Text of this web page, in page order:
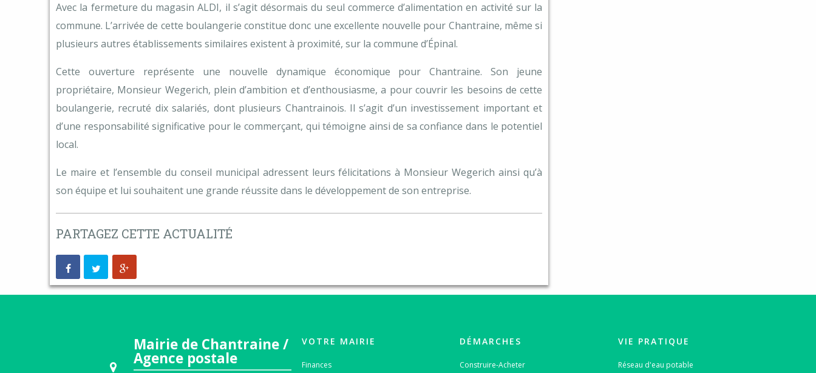
Avec la fermeture du magasin ALDI, il s’agit désormais du seul commerce d’alimentation en activité sur la
commune. L’arrivée de cette boulangerie constitue donc une excellente nouvelle pour Chantraine, même si
plusieurs autres établissements similaires existent à proximité, sur la commune d’Épinal.
Cette ouverture représente une nouvelle dynamique économique pour Chantraine. Son jeune
propriétaire, Monsieur Wegerich, plein d’ambition et d’enthousiasme, a pour couvrir les besoins de cette
boulangerie, recruté dix salariés, dont plusieurs Chantrainois. Il s’agit d’un investissement important et
d’une responsabilité significative pour le commerçant, qui témoigne ainsi de sa confiance dans le potentiel
local.
Le maire et l’ensemble du conseil municipal adressent leurs félicitations à Monsieur Wegerich ainsi qu’à
son équipe et lui souhaitent une grande réussite dans le développement de son entreprise.
PARTAGEZ CETTE ACTUALITÉ
Mairie de Chantraine /
Agence postale
VOTRE MAIRIE
Finances
DÉMARCHES
Construire-Acheter
VIE PRATIQUE
Réseau d'eau potable